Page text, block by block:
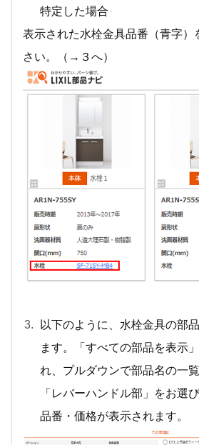
特定した場合
表示された水栓金具品番（青字）
さい。（→３へ）
以下のように、水栓金具の部
ます。「すべての部品を表示
れ、プルダウンで部品名の一
「レバーハンドル部」をお選
品番・価格が表示されます。